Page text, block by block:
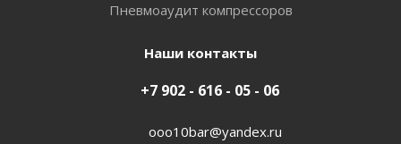
Пневмоаудит компрессоров
Наши контакты
+7 902 - 616 - 05 - 06
ooo10bar@yandex.ru